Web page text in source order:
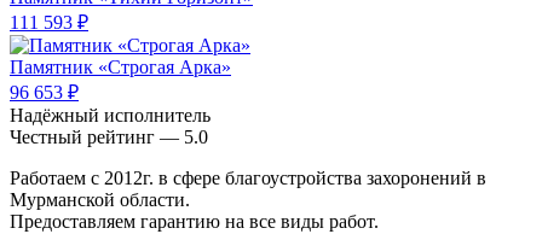
111 593 ₽
Памятник «Строгая Арка»
96 653 ₽
Надёжный исполнитель
Чеcтный рейтинг — 5.0
Работаем с 2012г. в сфере благоустройства захоронений в
Мурманской области.
Предоставляем гарантию на все виды работ.